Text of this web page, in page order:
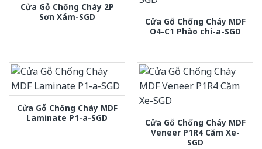
Cửa Gỗ Chống Cháy 2P
Sơn Xám-SGD
Cửa Gỗ Chống Cháy MDF
O4-C1 Phào chi-a-SGD
Cửa Gỗ Chống Cháy MDF
Laminate P1-a-SGD
Cửa Gỗ Chống Cháy MDF
Veneer P1R4 Căm Xe-
SGD